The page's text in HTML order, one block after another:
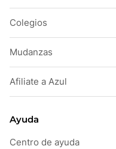
Colegios
Mudanzas
Afiliate a Azul
Ayuda
Centro de ayuda